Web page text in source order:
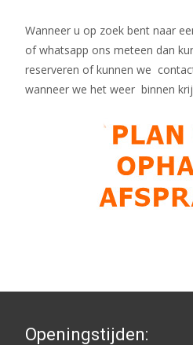
Wanneer u op zoek bent naar
of whatsapp ons meteen dan
reserveren of kunnen we
wanneer we het weer binnen
Openingstijden: